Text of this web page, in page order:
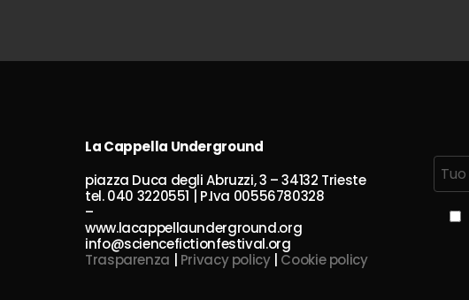
La Cappella Underground
piazza Duca degli Abruzzi, 3 – 34132 Trieste
tel. 040 3220551 | P.Iva 00556780328
–
www.lacappellaunderground.org
info@sciencefictionfestival.org
Trasparenza | Privacy policy| Cookie policy